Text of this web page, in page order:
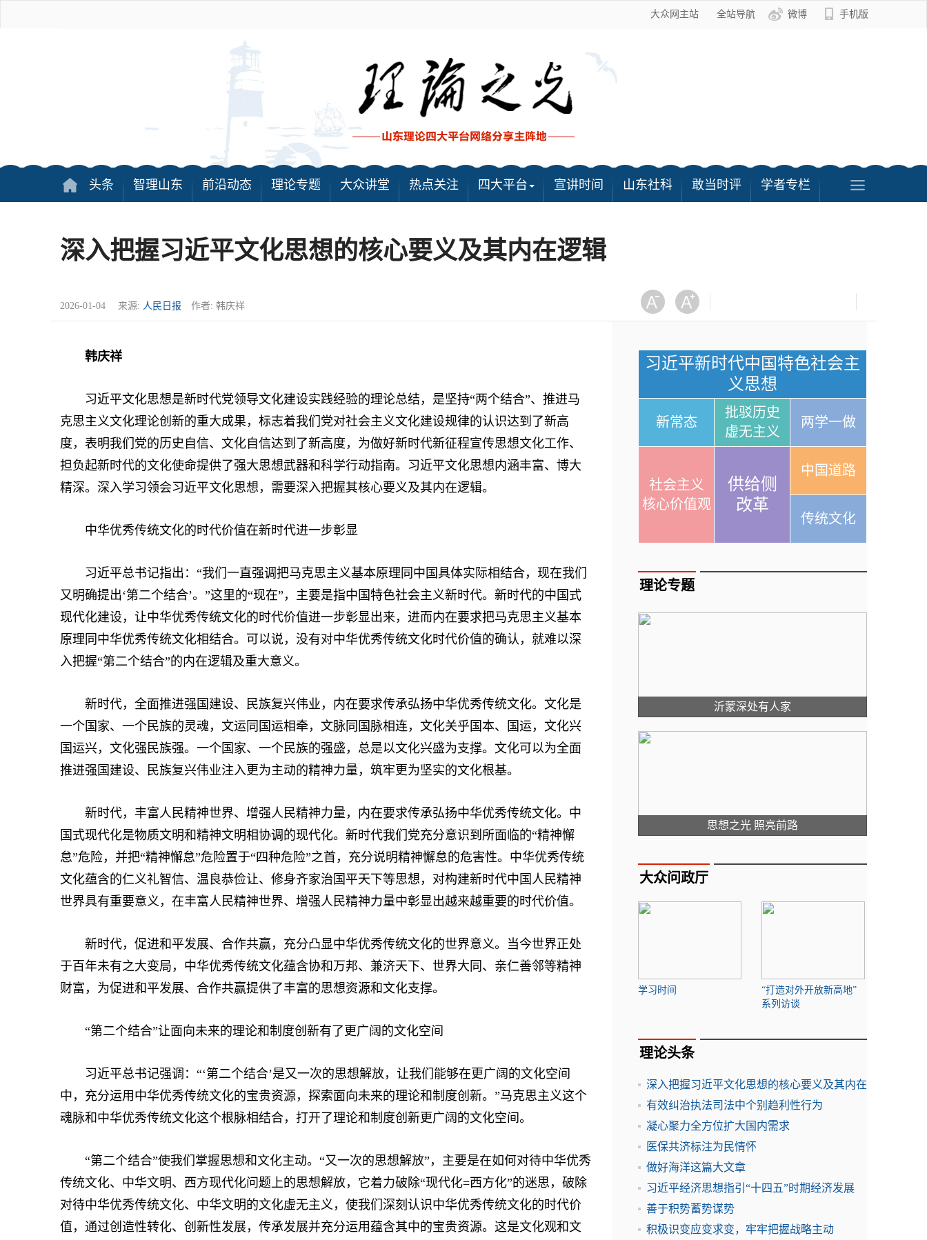
大众网主站 全站导航 微博 手机版
头条 智理山东 前沿动态 理论专题 大众讲堂 热点关注 四大平台 宣讲时间 山东社科 敢当时评 学者专栏
深入把握习近平文化思想的核心要义及其内在逻辑
2026-01-04 来源: 人民日报 作者: 韩庆祥
韩庆祥
习近平文化思想是新时代党领导文化建设实践经验的理论总结，是坚持“两个结合”、推进马
克思主义文化理论创新的重大成果，标志着我们党对社会主义文化建设规律的认识达到了新高
度，表明我们党的历史自信、文化自信达到了新高度，为做好新时代新征程宣传思想文化工作、
担负起新时代的文化使命提供了强大思想武器和科学行动指南。习近平文化思想内涵丰富、博大
精深。深入学习领会习近平文化思想，需要深入把握其核心要义及其内在逻辑。
中华优秀传统文化的时代价值在新时代进一步彰显
习近平总书记指出：“我们一直强调把马克思主义基本原理同中国具体实际相结合，现在我们
又明确提出‘第二个结合’。”这里的“现在”，主要是指中国特色社会主义新时代。新时代的中国式
现代化建设，让中华优秀传统文化的时代价值进一步彰显出来，进而内在要求把马克思主义基本
原理同中华优秀传统文化相结合。可以说，没有对中华优秀传统文化时代价值的确认，就难以深
入把握“第二个结合”的内在逻辑及重大意义。
新时代，全面推进强国建设、民族复兴伟业，内在要求传承弘扬中华优秀传统文化。文化是
一个国家、一个民族的灵魂，文运同国运相牵，文脉同国脉相连，文化关乎国本、国运，文化兴
国运兴，文化强民族强。一个国家、一个民族的强盛，总是以文化兴盛为支撑。文化可以为全面
推进强国建设、民族复兴伟业注入更为主动的精神力量，筑牢更为坚实的文化根基。
新时代，丰富人民精神世界、增强人民精神力量，内在要求传承弘扬中华优秀传统文化。中
国式现代化是物质文明和精神文明相协调的现代化。新时代我们党充分意识到所面临的“精神懈
怠”危险，并把“精神懈怠”危险置于“四种危险”之首，充分说明精神懈怠的危害性。中华优秀传统
文化蕴含的仁义礼智信、温良恭俭让、修身齐家治国平天下等思想，对构建新时代中国人民精神
世界具有重要意义，在丰富人民精神世界、增强人民精神力量中彰显出越来越重要的时代价值。
新时代，促进和平发展、合作共赢，充分凸显中华优秀传统文化的世界意义。当今世界正处
于百年未有之大变局，中华优秀传统文化蕴含协和万邦、兼济天下、世界大同、亲仁善邻等精神
财富，为促进和平发展、合作共赢提供了丰富的思想资源和文化支撑。
“第二个结合”让面向未来的理论和制度创新有了更广阔的文化空间
习近平总书记强调：“‘第二个结合’是又一次的思想解放，让我们能够在更广阔的文化空间
中，充分运用中华优秀传统文化的宝贵资源，探索面向未来的理论和制度创新。”马克思主义这个
魂脉和中华优秀传统文化这个根脉相结合，打开了理论和制度创新更广阔的文化空间。
“第二个结合”使我们掌握思想和文化主动。“又一次的思想解放”，主要是在如何对待中华优秀
传统文化、中华文明、西方现代化问题上的思想解放，它着力破除“现代化=西方化”的迷思，破除
对待中华优秀传统文化、中华文明的文化虚无主义，使我们深刻认识中华优秀传统文化的时代价
值，通过创造性转化、创新性发展，传承发展并充分运用蕴含其中的宝贵资源。这是文化观和文
习近平新时代中国特色社会主
义思想
新常态
批驳历史
虚无主义
两学一做
社会主义
核心价值观
供给侧
改革
中国道路
传统文化
理论专题
沂蒙深处有人家
思想之光 照亮前路
大众问政厅
学习时间
“打造对外开放新高地”
系列访谈
理论头条
深入把握习近平文化思想的核心要义及其内在
有效纠治执法司法中个别趋利性行为
凝心聚力全方位扩大国内需求
医保共济标注为民情怀
做好海洋这篇大文章
习近平经济思想指引“十四五”时期经济发展
善于积势蓄势谋势
积极识变应变求变，牢牢把握战略主动